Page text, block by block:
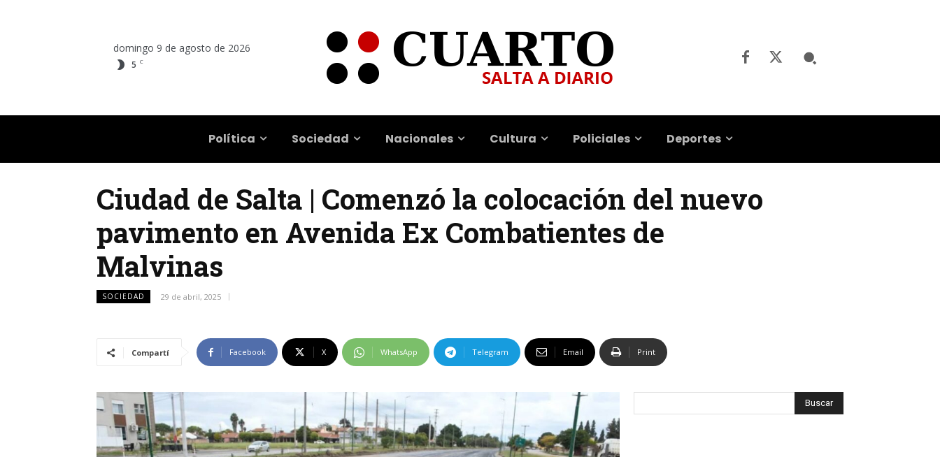
domingo 9 de agosto de 2026
5 C
Política Sociedad Nacionales Cultura Policiales Deportes
Ciudad de Salta | Comenzó la colocación del nuevo
pavimento en Avenida Ex Combatientes de
Malvinas
SOCIEDAD 29 de abril, 2025
Compartí Facebook X WhatsApp Telegram Email Print